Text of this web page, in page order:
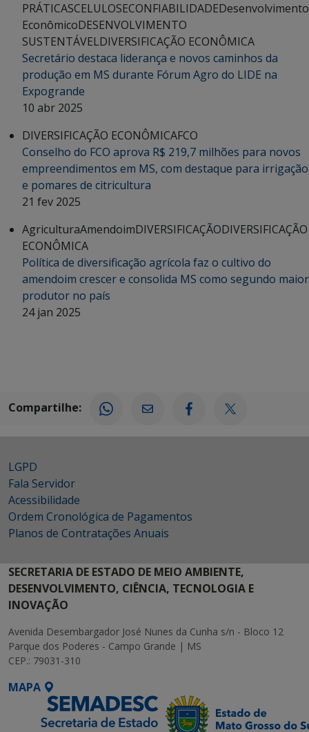
PRÁTICASCELULOSECONFIABILIDADEDesenvolvimento
EconômicoDESENVOLVIMENTO
SUSTENTÁVELDIVERSIFICAÇÃO ECONÔMICA
Secretário destaca liderança e novos caminhos da
produção em MS durante Fórum Agro do LIDE na
Expogrande
10 abr 2025
DIVERSIFICAÇÃO ECONÔMICAFCO
Conselho do FCO aprova R$ 219,7 milhões para novos
empreendimentos em MS, com destaque para irrigação
e pomares de citricultura
21 fev 2025
AgriculturaAmendoimDIVERSIFICAÇÃODIVERSIFICAÇÃO
ECONÔMICA
Política de diversificação agrícola faz o cultivo do
amendoim crescer e consolida MS como segundo maior
produtor no país
24 jan 2025
Compartilhe:
LGPD
Fala Servidor
Acessibilidade
Ordem Cronológica de Pagamentos
Planos de Contratações Anuais
SECRETARIA DE ESTADO DE MEIO AMBIENTE,
DESENVOLVIMENTO, CIÊNCIA, TECNOLOGIA E
INOVAÇÃO
Avenida Desembargador José Nunes da Cunha s/n - Bloco 12
Parque dos Poderes - Campo Grande | MS
CEP.: 79031-310
MAPA